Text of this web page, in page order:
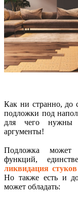
Как ни странно, до
подложки под
для чего нужны
аргументы!
Подложка может
функций,
ликвидация
Но также есть и
может обладать: